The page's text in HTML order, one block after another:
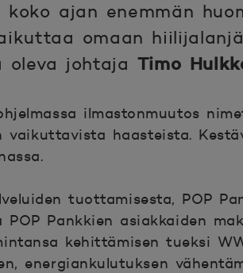
ajan enemmän
omaan
oleva johtaja Timo
ilmastonmuutos
haasteista.
tuottamisesta, POP
Pankkien asiakkaiden
kehittämisen tueksi
energiankulutuksen